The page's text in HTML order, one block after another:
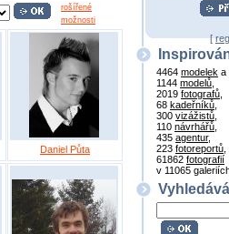
rošířené
možnosti
Daniel Půta
[
4464 modelek a
1144 modelů
2019 fotografů
68 kadeřníků
300 vizážistů
110 návrhářů
435 agentur,
223 fotoreportů
61862 fotografií
v 11065